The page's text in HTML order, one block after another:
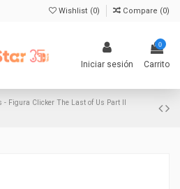
Wishlist (0) Compare (0)
Iniciar sesión
0
Carrito
- Figura Clicker The Last of Us Part II